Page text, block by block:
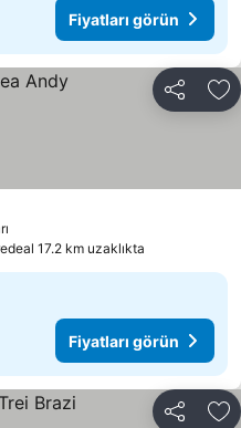
Fiyatları görün
Paylaş
17.2 km uzaklıkta
Fiyatları görün
Paylaş